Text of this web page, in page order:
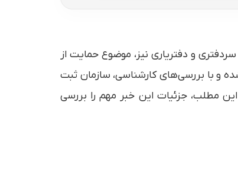
و دفتریاری نیز، موضوع حمایت از
و با بررسی‌های کارشناسی، سازمان ثبت
مطلب، جزئیات این خبر مهم را بررسی